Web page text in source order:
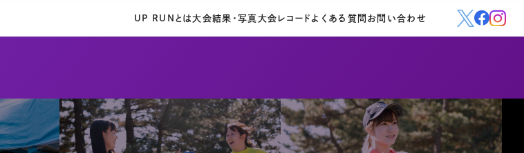
UP RUNとは大会結果・写真大会レコード よくある質問 お問い合わせ